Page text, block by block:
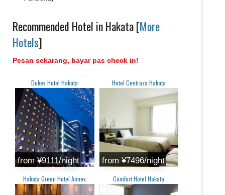
Recommended Hotel in Hakata [More
Hotels]
Pesan sekarang, bayar pas check in!
Dukes Hotel Hakata
from ‎¥9111/night
Hotel Centraza Hakata
from ‎¥7496/night
Hakata Green Hotel Annex Comfort Hotel Hakata